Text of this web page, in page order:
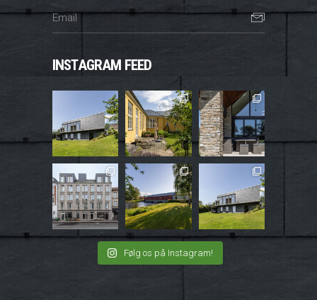
INSTAGRAM FEED
Følg os på Instagram!